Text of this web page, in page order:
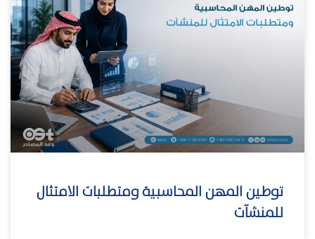
توطين المهن المحاسبية ومتطلبات الامتثال
للمنشآت